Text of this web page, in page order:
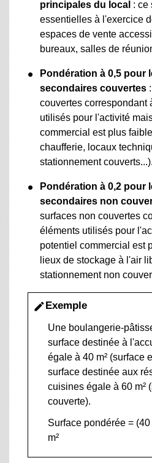
principales du local : ce
essentielles à l'exercice
espaces de vente
bureaux, salles de
Pondération à 0,5 pour
secondaires couvertes
couvertes correspondant
utilisés pour l'activité
commercial est plus
chaufferie, locaux
stationnement couverts...).
Pondération à 0,2 pour
secondaires non
surfaces non couvertes
éléments utilisés pour
potentiel commercial est
lieux de stockage à l'air
stationnement non
editExemple
Une boulangerie-
surface destinée à
égale à 40 m² (surface
surface destinée aux
cuisines égale à 60 m²
couverte).
Surface pondérée =
m²